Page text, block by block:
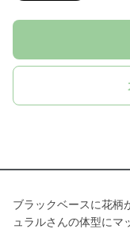
ブラックベースに花柄
ュラルさんの体型にマ